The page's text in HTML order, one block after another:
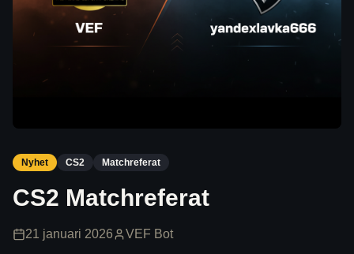
Nyhet CS2 Matchreferat
CS2 Matchreferat
21 januari 2026 VEF Bot